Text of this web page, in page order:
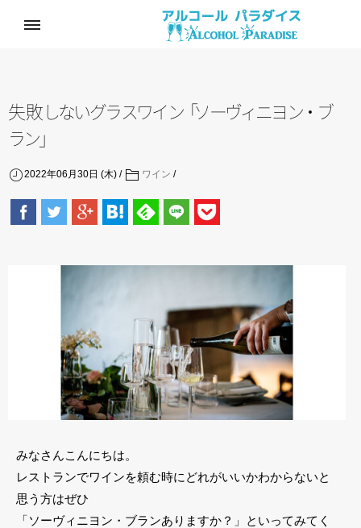
失敗しないグラ ス ワイ ン「ソーヴィ ニ ヨ ン・ ブ
ラン」
2022年06月30日 (木) ワイン
みなさんこんにちは。
レストランでワインを頼む時にどれがいいかわからないと
思う方はぜひ
「ソーヴィニヨン・ブランありますか？」といってみてく